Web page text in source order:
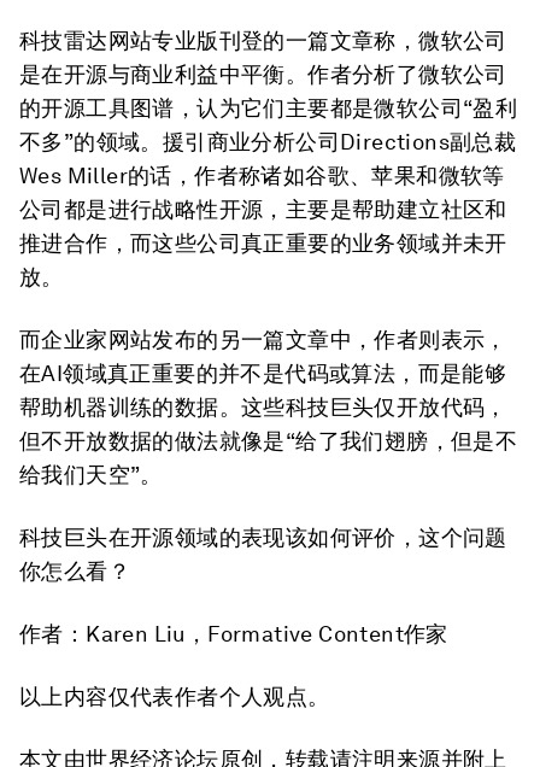
科技雷达网站专业版刊登的一篇文章称，微软公司
是在开源与商业利益中平衡。作者分析了微软公司
的开源工具图谱，认为它们主要都是微软公司“盈利
不多”的领域。援引商业分析公司Directions副总裁
Wes Miller的话，作者称诸如谷歌、苹果和微软等
公司都是进行战略性开源，主要是帮助建立社区和
推进合作，而这些公司真正重要的业务领域并未开
放。
而企业家网站发布的另一篇文章中，作者则表示，
在AI领域真正重要的并不是代码或算法，而是能够
帮助机器训练的数据。这些科技巨头仅开放代码，
但不开放数据的做法就像是“给了我们翅膀，但是不
给我们天空”。
科技巨头在开源领域的表现该如何评价，这个问题
你怎么看？
作者：Karen Liu，Formative Content作家
以上内容仅代表作者个人观点。
本文由世界经济论坛原创，转载请注明来源并附上